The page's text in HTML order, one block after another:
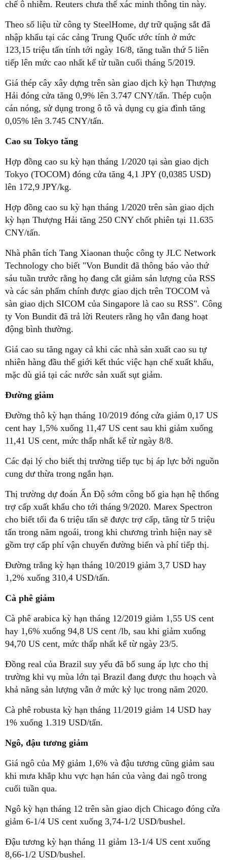
chế ô nhiễm. Reuters chưa thể xác minh thông tin này.
Theo số liệu từ công ty SteelHome, dự trữ quặng sắt đã
nhập khẩu tại các cảng Trung Quốc ước tính ở mức
123,15 triệu tấn tính tới ngày 16/8, tăng tuần thứ 5 liên
tiếp lên mức cao nhất kể từ tuần cuối tháng 5/2019.
Giá thép cây xây dựng trên sàn giao dịch kỳ hạn Thượng
Hải đóng cửa tăng 0,9% lên 3.747 CNY/tấn. Thép cuộn
cán nóng, sử dụng trong ô tô và dụng cụ gia đình tăng
0,05% lên 3.745 CNY/tấn.
Cao su Tokyo tăng
Hợp đồng cao su kỳ hạn tháng 1/2020 tại sàn giao dịch
Tokyo (TOCOM) đóng cửa tăng 4,1 JPY (0,0385 USD)
lên 172,9 JPY/kg.
Hợp đồng cao su kỳ hạn tháng 1/2020 trên sàn giao dịch
kỳ hạn Thượng Hải tăng 250 CNY chốt phiên tại 11.635
CNY/tấn.
Nhà phân tích Tang Xiaonan thuộc công ty JLC Network
Technology cho biết "Von Bundit đã thông báo vào thứ
sáu tuần trước rằng họ đang cắt giảm sản lượng của RSS
và các sản phẩm chính được giao dịch trên TOCOM và
sàn giao dịch SICOM của Singapore là cao su RSS". Công
ty Von Bundit đã trả lời Reuters rằng họ vẫn đang hoạt
động bình thường.
Giá cao su tăng ngay cả khi các nhà sản xuất cao su tự
nhiên hàng đầu thế giới kết thúc việc hạn chế xuất khẩu,
mặc dù giá tại các nước sản xuất sụt giảm.
Đường giảm
Đường thô kỳ hạn tháng 10/2019 đóng cửa giảm 0,17 US
cent hay 1,5% xuống 11,47 US cent sau khi giảm xuống
11,41 US cent, mức thấp nhất kể từ ngày 8/8.
Các đại lý cho biết thị trường tiếp tục bị áp lực bởi nguồn
cung dư thừa trong ngắn hạn.
Thị trường dự đoán Ấn Độ sớm công bố gia hạn hệ thống
trợ cấp xuất khẩu cho tới tháng 9/2020. Marex Spectron
cho biết tối đa 6 triệu tấn sẽ được trợ cấp, tăng từ 5 triệu
tấn trong năm ngoái, trong khi chương trình hiện nay sẽ
gồm trợ cấp phí vận chuyển đường biển và phí tiếp thị.
Đường trắng kỳ hạn tháng 10/2019 giảm 3,7 USD hay
1,2% xuống 310,4 USD/tấn.
Cà phê giảm
Cà phê arabica kỳ hạn tháng 12/2019 giảm 1,55 US cent
hay 1,6% xuống 94,8 US cent /lb, sau khi giảm xuống
94,70 US cent, mức thấp nhất kể từ ngày 23/5.
Đồng real của Brazil suy yếu đã bổ sung áp lực cho thị
trường khi vụ mùa lớn tại Brazil đang được thu hoạch và
khả năng sản lượng vẫn ở mức kỷ lục trong năm 2020.
Cà phê robusta kỳ hạn tháng 11/2019 giảm 14 USD hay
1% xuống 1.319 USD/tấn.
Ngô, đậu tương giảm
Giá ngô của Mỹ giảm 1,6% và đậu tương cũng giảm sau
khi mưa khắp khu vực hạn hán của vàng đai ngô trong
cuối tuần qua.
Ngô kỳ hạn tháng 12 trên sàn giao dịch Chicago đóng cửa
giảm 6-1/4 US cent xuống 3,74-1/2 USD/bushel.
Đậu tương kỳ hạn tháng 11 giảm 13-1/4 US cent xuống
8,66-1/2 USD/bushel.